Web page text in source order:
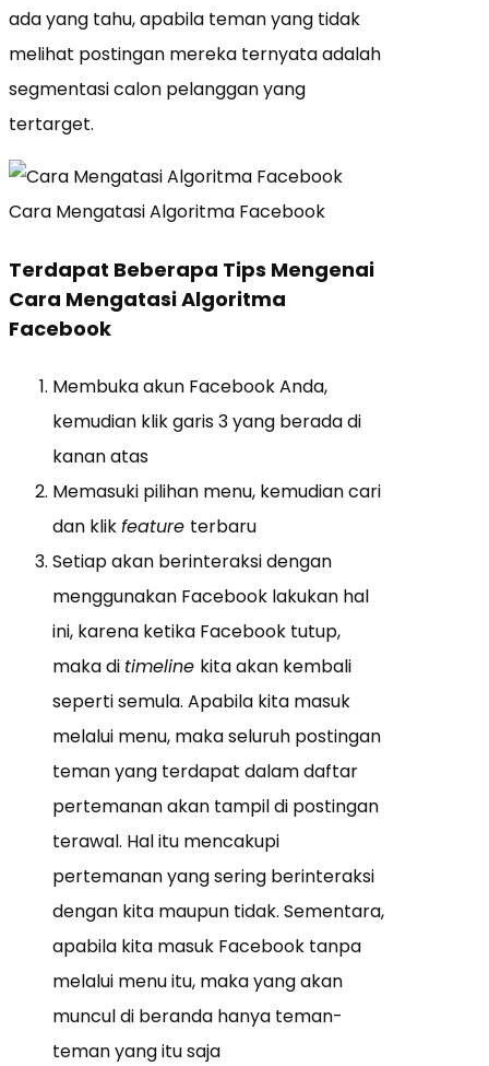
ada yang tahu, apabila teman yang tidak
melihat postingan mereka ternyata adalah
segmentasi calon pelanggan yang
tertarget.
Cara Mengatasi Algoritma Facebook
Terdapat Beberapa Tips Mengenai
Cara Mengatasi Algoritma
Facebook
Membuka akun Facebook Anda,
kemudian klik garis 3 yang berada di
kanan atas
Memasuki pilihan menu, kemudian cari
dan klikfeature terbaru
Setiap akan berinteraksi dengan
menggunakan Facebook lakukan hal
ini, karena ketika Facebook tutup,
maka di timeline kita akan kembali
seperti semula. Apabila kita masuk
melalui menu, maka seluruh postingan
teman yang terdapat dalam daftar
pertemanan akan tampil di postingan
terawal. Hal itu mencakupi
pertemanan yang sering berinteraksi
dengan kita maupun tidak. Sementara,
apabila kita masuk Facebook tanpa
melalui menu itu, maka yang akan
muncul di beranda hanya teman-
teman yang itu saja